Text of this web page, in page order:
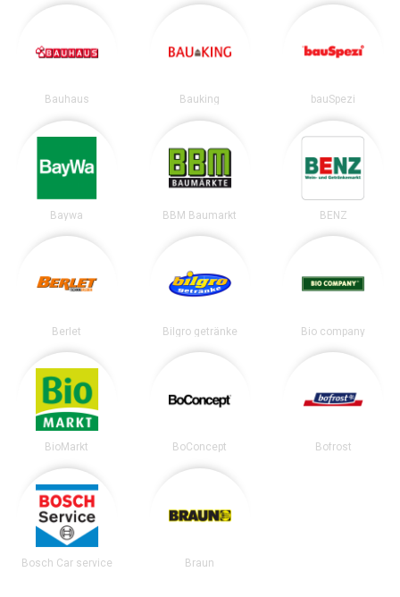
Bauhaus Bauking bauSpezi
Baywa BBM Baumarkt BENZ
Berlet Bilgro getränke Bio company
BioMarkt BoConcept Bofrost
Bosch Car service Braun